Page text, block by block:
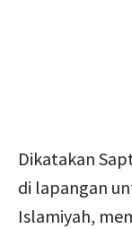
Dikatakan
di lapangan
Islamiyah,